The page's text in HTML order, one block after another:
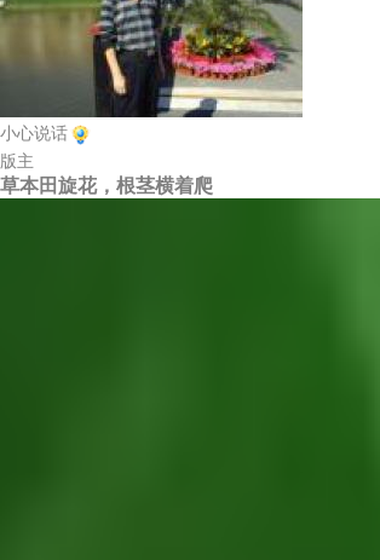
小心说话
版主
草本田旋花，根茎横着爬